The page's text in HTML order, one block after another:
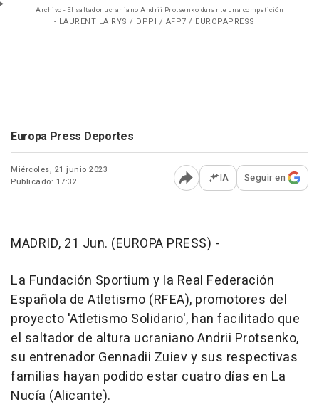
Archivo - El saltador ucraniano Andrii Protsenko durante una competición
- LAURENT LAIRYS / DPPI / AFP7 / EUROPAPRESS
Europa Press Deportes
Miércoles, 21 junio 2023
Publicado: 17:32
Abrir opciones para
IA Seguir en
MADRID, 21 Jun. (EUROPA PRESS) -
La Fundación Sportium y la Real Federación
Española de Atletismo (RFEA), promotores del
proyecto 'Atletismo Solidario', han facilitado que
el saltador de altura ucraniano Andrii Protsenko,
su entrenador Gennadii Zuiev y sus respectivas
familias hayan podido estar cuatro días en La
Nucía (Alicante).